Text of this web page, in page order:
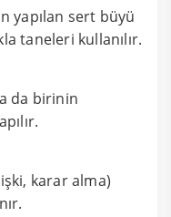
yapılan sert büyü
taneleri kullanılır.
da birinin
karar alma)